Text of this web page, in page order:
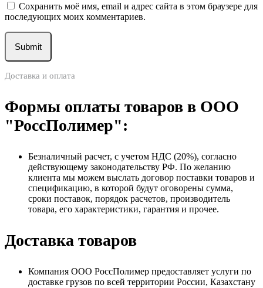
Сохранить моё имя, email и адрес сайта в этом браузере для
последующих моих комментариев.
Доставка и оплата
Формы оплаты товаров в ООО
"РоссПолимер":
Безналичный расчет, с учетом НДС (20%), согласно
действующему законодательству РФ. По желанию
клиента мы можем выслать договор поставки товаров и
спецификацию, в которой будут оговорены сумма,
сроки поставок, порядок расчетов, производитель
товара, его характеристики, гарантия и прочее.
Доставка товаров
Компания ООО РоссПолимер предоставляет услуги по
доставке грузов по всей территории России, Казахстану